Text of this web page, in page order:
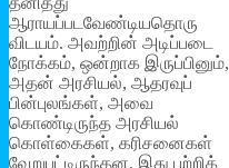
ஆராயப்படவேண்டியதொரு
விடயம். அவற்றின் அடிப்படை
நோக்கம், ஒன்றாக இருப்பினும்,
அதன் அரசியல், ஆதரவுப்
பின்புலங்கள், அவை
கொண்டிருந்த அரசியல்
கொள்கைகள், கரிசனைகள்
வேறுபட்டிருந்தன. இது பற்றிக்